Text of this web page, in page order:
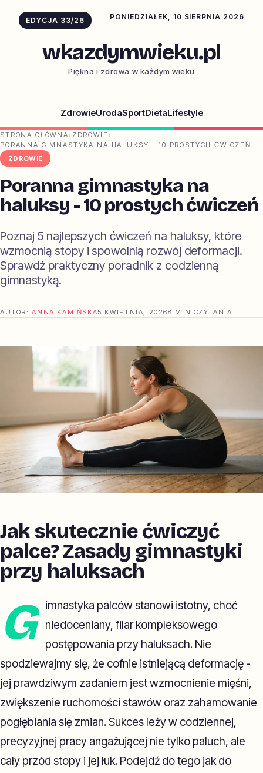
EDYCJA 33/26 PONIEDZIAŁEK, 10 SIERPNIA 2026
wkazdymwieku.pl
Piękna i zdrowa w każdym wieku
ZdrowieUrodaSportDietaLifestyle
STRONA GŁÓWNA › ZDROWIE ›
PORANNA GIMNASTYKA NA HALUKSY - 10 PROSTYCH ĆWICZEŃ
ZDROWIE
Poranna gimnastyka na
haluksy - 10 prostych ćwiczeń
Poznaj 5 najlepszych ćwiczeń na haluksy, które
wzmocnią stopy i spowolnią rozwój deformacji.
Sprawdź praktyczny poradnik z codzienną
gimnastyką.
AUTOR:ANNA KAMIŃSKA5 KWIETNIA, 20268 MIN CZYTANIA
Jak skutecznie ćwiczyć
palce? Zasady gimnastyki
przy haluksach
G
imnastyka palców stanowi istotny, choć
niedoceniany, filar kompleksowego
postępowania przy haluksach. Nie
spodziewajmy się, że cofnie istniejącą deformację -
jej prawdziwym zadaniem jest wzmocnienie mięśni,
zwiększenie ruchomości stawów oraz zahamowanie
pogłębiania się zmian. Sukces leży w codziennej,
precyzyjnej pracy angażującej nie tylko paluch, ale
cały przód stopy i jej łuk. Podejdź do tego jak do